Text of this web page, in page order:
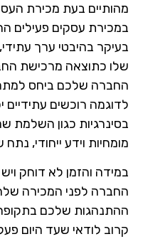
בעת מכירת העסק.
עסקים פעילים
בהיבטי ערך עתידי,
כתוצאה מרכישת החברה
שלכם ביחס למתחרים
רוכשים עתידיים
כגון השלמת שרשת
וידע ייחודי, נתח שוק
והזמן לא דוחק ויש
לפני המכירה שלה,
שלכם בתקופה
לודאי שעד היום